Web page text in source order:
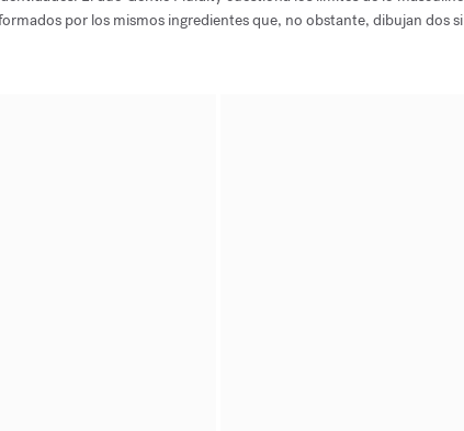
por los mismos ingredientes que, no obstante, dibujan dos